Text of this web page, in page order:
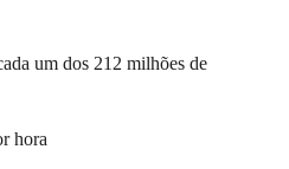
um dos 212 milhões de
hora